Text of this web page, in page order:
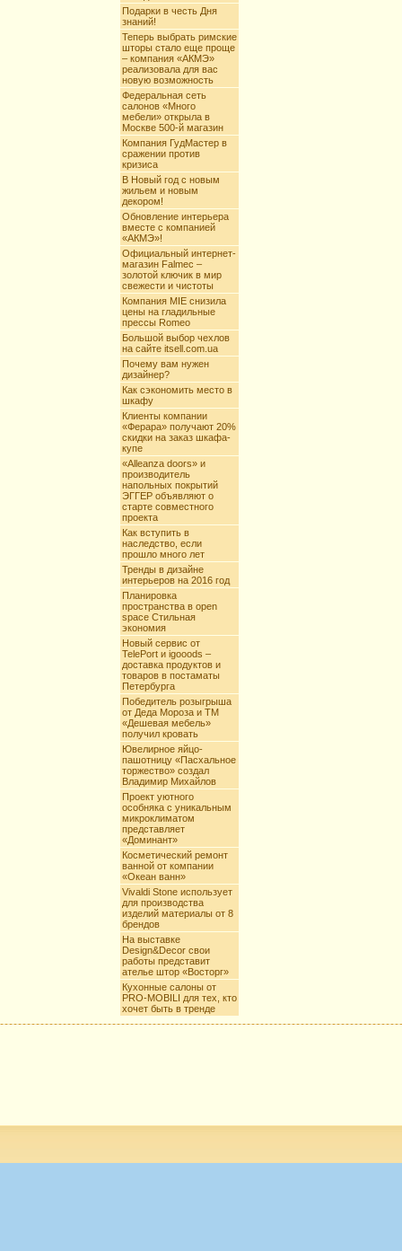
Подарки в честь Дня
знаний!
Теперь выбрать римские
шторы стало еще проще
– компания «АКМЭ»
реализовала для вас
новую возможность
Федеральная сеть
салонов «Много
мебели» открыла в
Москве 500-й магазин
Компания ГудМастер в
сражении против
кризиса
В Новый год с новым
жильем и новым
декором!
Обновление интерьера
вместе с компанией
«АКМЭ»!
Официальный интернет-
магазин Falmec –
золотой ключик в мир
свежести и чистоты
Компания MIE снизила
цены на гладильные
прессы Romeo
Большой выбор чехлов
на сайте itsell.com.ua
Почему вам нужен
дизайнер?
Как сэкономить место в
шкафу
Клиенты компании
«Ферара» получают 20%
скидки на заказ шкафа-
купе
«Alleanza doors» и
производитель
напольных покрытий
ЭГГЕР объявляют о
старте совместного
проекта
Как вступить в
наследство, если
прошло много лет
Тренды в дизайне
интерьеров на 2016 год
Планировка
пространства в open
space Стильная
экономия
Новый сервис от
TelePort и igooods –
доставка продуктов и
товаров в постаматы
Петербурга
Победитель розыгрыша
от Деда Мороза и ТМ
«Дешевая мебель»
получил кровать
Ювелирное яйцо-
пашотницу «Пасхальное
торжество» создал
Владимир Михайлов
Проект уютного
особняка с уникальным
микроклиматом
представляет
«Доминант»
Косметический ремонт
ванной от компании
«Океан ванн»
Vivaldi Stone использует
для производства
изделий материалы от 8
брендов
На выставке
Design&Decor свои
работы представит
ателье штор «Восторг»
Кухонные салоны от
PRO-MOBILI для тех, кто
хочет быть в тренде